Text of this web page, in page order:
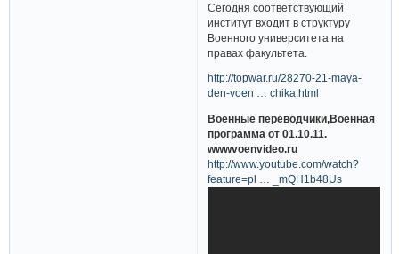
Сегодня соответствующий
институт входит в структуру
Военного университета на
правах факультета.
http://topwar.ru/28270-21-maya-
den-voen … chika.html
Военные переводчики,Военная
программа от 01.10.11.
wwwvoenvideo.ru
http://www.youtube.com/watch?
feature=pl … _mQH1b48Us